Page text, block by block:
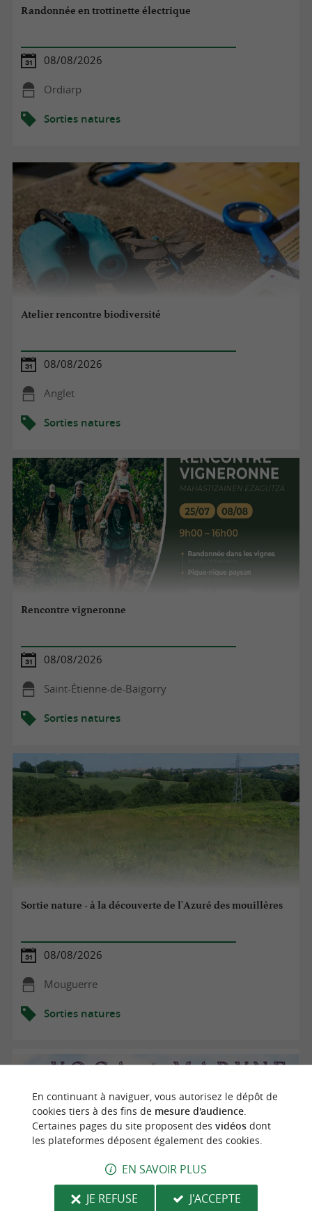
Randonnée en trottinette électrique
08/08/2026
Ordiarp
Sorties natures
Atelier rencontre biodiversité
08/08/2026
Anglet
Sorties natures
Rencontre vigneronne
08/08/2026
Saint-Étienne-de-Baïgorry
Sorties natures
Sortie nature - à la découverte de l'Azuré des mouillères
08/08/2026
Mouguerre
Sorties natures
Pilates sur la plage
En continuant à naviguer, vous autorisez le dépôt de
cookies tiers à des fins de mesure d'audience.
Certaines pages du site proposent des vidéosdont
les plateformes déposent également des cookies.
EN SAVOIR PLUS
JE REFUSE
J'ACCEPTE